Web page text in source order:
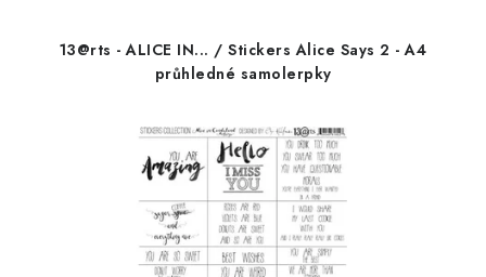
13@rts - ALICE IN... / Stickers Alice Says 2 - A4
průhledné samolerpky